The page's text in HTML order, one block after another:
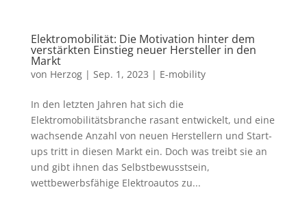
Elektromobilität: Die Motivation hinter dem
verstärkten Einstieg neuer Hersteller in den
Markt
von Herzog| Sep. 1, 2023 | E-mobility
In den letzten Jahren hat sich die
Elektromobilitätsbranche rasant entwickelt, und eine
wachsende Anzahl von neuen Herstellern und Start-
ups tritt in diesen Markt ein. Doch was treibt sie an
und gibt ihnen das Selbstbewusstsein,
wettbewerbsfähige Elektroautos zu...